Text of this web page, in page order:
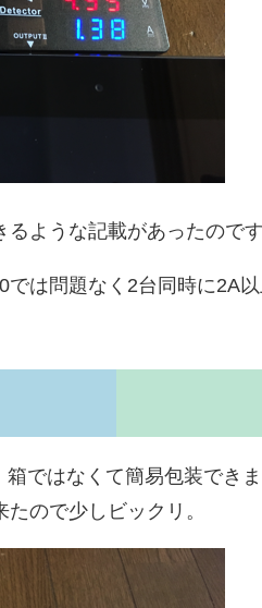
ような記載があったので
は問題なく2台同時に2A
ではなくて簡易包装でき
ので少しビックリ。